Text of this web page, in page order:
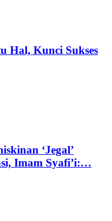
Hal, Kunci Sukses
‘Jegal’
Imam Syafi’i:…